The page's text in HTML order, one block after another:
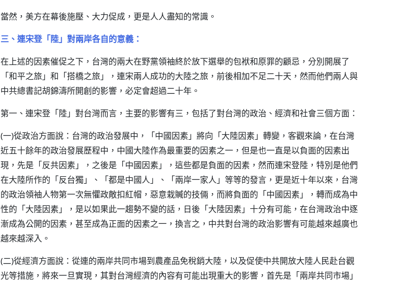
當然，美方在幕後施壓、大力促成，更是人人盡知的常識。
三、連宋登「陸」對兩岸各自的意義：
在上述的因素催促之下，台灣的兩大在野黨領袖終於放下選舉的包袱和原罪的顧忌，分別開展了
「和平之旅」和「搭橋之旅」，連宋兩人成功的大陸之旅，前後相加不足二十天，然而他們兩人與
中共總書記胡錦濤所開創的影響，必定會超過二十年。
第一、連宋登「陸」對台灣而言，主要的影響有三，包括了對台灣的政治、經濟和社會三個方面：
(一)從政治方面說：台灣的政治發展中，「中國因素」將向「大陸因素」轉變，客觀來論，在台灣
近五十餘年的政治發展歷程中，中國大陸作為最重要的因素之一，但是也一直是以負面的因素出
現，先是「反共因素」，之後是「中國因素」，這些都是負面的因素，然而連宋登陸，特別是他們
在大陸所作的「反台獨」、「都是中國人」、「兩岸一家人」等等的發言，更是近十年以來，台灣
的政治領袖人物第一次無懼政敵扣紅帽，惡意栽贓的技倆，而將負面的「中國因素」，轉而成為中
性的「大陸因素」，是以如果此一趨勢不變的話，日後「大陸因素」十分有可能，在台灣政治中逐
漸成為公開的因素，甚至成為正面的因素之一，換言之，中共對台灣的政治影響有可能越來越廣也
越來越深入。
(二)從經濟方面說：從連的兩岸共同市場到農產品免稅銷大陸，以及促使中共開放大陸人民赴台觀
光等措施，將來一旦實現，其對台灣經濟的內容有可能出現重大的影響，首先是「兩岸共同市場」